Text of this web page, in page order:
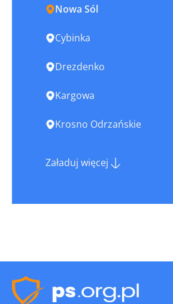
Nowa Sól
Cybinka
Drezdenko
Kargowa
Krosno Odrzańskie
Świebodzin
Załaduj więcej